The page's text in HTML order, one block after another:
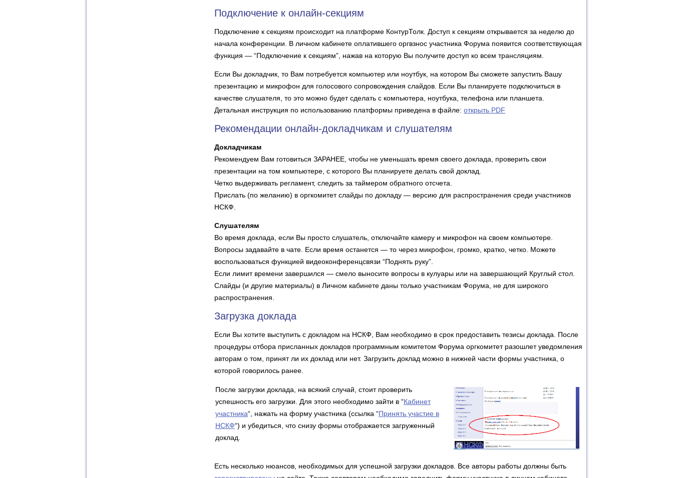
Подключение к онлайн-секциям
Подключение к секциям происходит на платформе КонтурТолк. Доступ к секциям открывается за неделю до
начала конференции. В личном кабинете оплатившего оргвзнос участника Форума появится соответствующая
функция — “Подключение к секциям”, нажав на которую Вы получите доступ ко всем трансляциям.
Если Вы докладчик, то Вам потребуется компьютер или ноутбук, на котором Вы сможете запустить Вашу
презентацию и микрофон для голосового сопровождения слайдов. Если Вы планируете подключиться в
качестве слушателя, то это можно будет сделать с компьютера, ноутбука, телефона или планшета.
Детальная инструкция по использованию платформы приведена в файле: открыть PDF
Рекомендации онлайн-докладчикам и слушателям
Докладчикам
Рекомендуем Вам готовиться ЗАРАНЕЕ, чтобы не уменьшать время своего доклада, проверить свои
презентации на том компьютере, с которого Вы планируете делать свой доклад.
Четко выдерживать регламент, следить за таймером обратного отсчета.
Прислать (по желанию) в оргкомитет слайды по докладу — версию для распространения среди участников
НСКФ.
Слушателям
Во время доклада, если Вы просто слушатель, отключайте камеру и микрофон на своем компьютере.
Вопросы задавайте в чате. Если время останется — то через микрофон, громко, кратко, четко. Можете
воспользоваться функцией видеоконференцсвязи “Поднять руку”.
Если лимит времени завершился — смело выносите вопросы в кулуары или на завершающий Круглый стол.
Слайды (и другие материалы) в Личном кабинете даны только участникам Форума, не для широкого
распространения.
Загрузка доклада
Если Вы хотите выступить с докладом на НСКФ, Вам необходимо в срок предоставить тезисы доклада. После
процедуры отбора присланных докладов программным комитетом Форума оргкомитет разошлет уведомления
авторам о том, принят ли их доклад или нет. Загрузить доклад можно в нижней части формы участника, о
которой говорилось ранее.
После загрузки доклада, на всякий случай, стоит проверить
успешность его загрузки. Для этого необходимо зайти в “Кабинет
участника“, нажать на форму участника (ссылка “Принять участие в
НСКФ“) и убедиться, что снизу формы отображается загруженный
доклад.
Есть несколько нюансов, необходимых для успешной загрузки докладов. Все авторы работы должны быть